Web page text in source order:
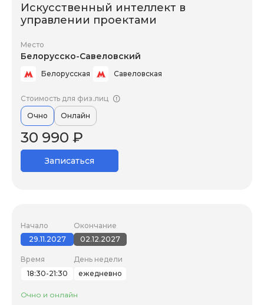
Искусственный интеллект в
управлении проектами
Место
Белорусско-Савеловский
Белорусская Савеловская
Стоимость для физ.лиц
Очно
Онлайн
30 990 ₽
Записаться
Начало
29.11.2027
Окончание
02.12.2027
Время
18:30-21:30
День недели
ежедневно
Очно и онлайн